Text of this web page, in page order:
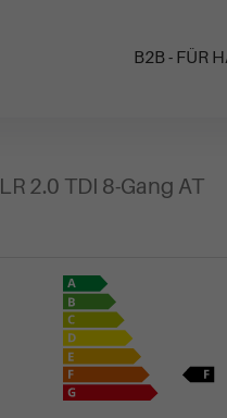
B2B - FÜR
LR 2.0 TDI 8-Gang AT